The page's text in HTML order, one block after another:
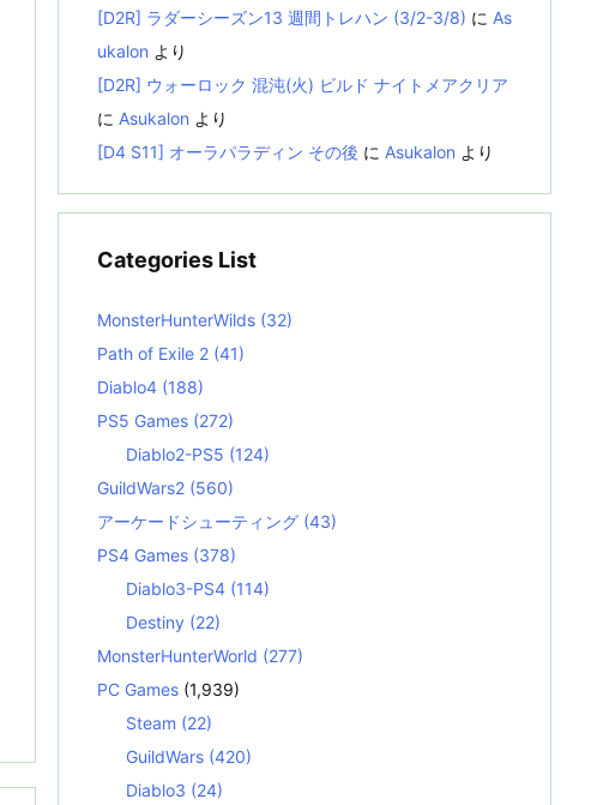
[D2R] ラダーシーズン13 週間トレハン (3/2-3/8) に As
ukalon より
[D2R] ウォーロック 混沌(火) ビルド ナイトメアクリア
に Asukalon より
[D4 S11] オーラパラディン その後 に Asukalon より
Categories List
MonsterHunterWilds (32)
Path of Exile 2 (41)
Diablo4 (188)
PS5 Games (272)
Diablo2-PS5 (124)
GuildWars2 (560)
アーケードシューティング (43)
PS4 Games (378)
Diablo3-PS4 (114)
Destiny (22)
MonsterHunterWorld (277)
PC Games (1,939)
Steam (22)
GuildWars (420)
Diablo3 (24)